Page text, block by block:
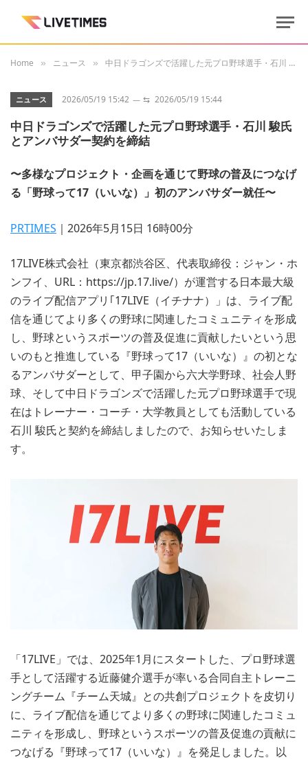
Home » ニュース » 中日ドラゴンズで活躍した元プロ野球選手・石川 駿氏とアンバサダー契約を締結
ニュース 2026/05/19 15:42 ⇆ 2026/05/19 15:44
中日ドラゴンズで活躍した元プロ野球選手・石川 駿氏
とアンバサダー契約を締結
〜多様なプロジェクト・企画を通じて野球の普及につなげ
る「野球って17（いいな）」初のアンバサダー就任〜
PRTIMES ｜2026年5月15日 16時00分
17LIVE株式会社（東京都渋谷区、代表取締役：ジャン・ホ
ンフイ、URL：https://jp.17.live/）が運営する日本最大級
のライブ配信アプリ｢17LIVE（イチナナ）」は、ライブ配
信を通じてより多くの野球に関連したコミュニティを形成
し、野球というスポーツの普及促進に貢献したいという思
いのもと推進している『野球って17（いいな）』の初とな
るアンバサダーとして、甲子園から六大学野球、社会人野
球、そして中日ドラゴンズで活躍した元プロ野球選手で現
在はトレーナー・コーチ・大学教員としても活動している
石川 駿氏と契約を締結しましたので、お知らせいたしま
す。
「17LIVE」では、2025年1月にスタートした、プロ野球選
手として活躍する近藤健介選手が率いる合同自主トレーニ
ングチーム『チーム天城』との共創プロジェクトを皮切り
に、ライブ配信を通じてより多くの野球に関連したコミュ
ニティを形成し、野球というスポーツの普及促進の貢献に
つなげる『野球って17（いいな）』を発足しました。以